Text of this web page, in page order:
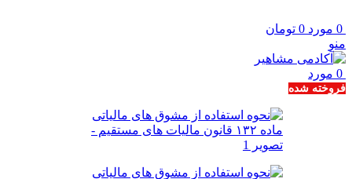
0 مورد 0 تومان
منو
0 مورد
فروخته شده